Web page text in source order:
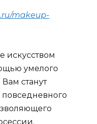
makeup-
искусством
умелого
станут